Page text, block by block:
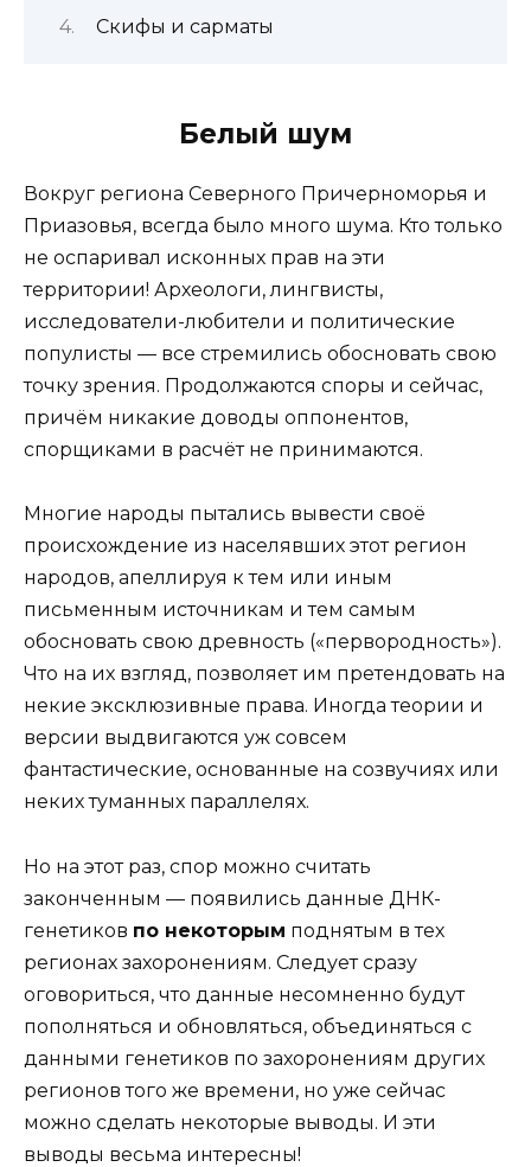
Скифы и сарматы
Белый шум
Вокруг региона Северного Причерноморья и
Приазовья, всегда было много шума. Кто только
не оспаривал исконных прав на эти
территории! Археологи, лингвисты,
исследователи-любители и политические
популисты — все стремились обосновать свою
точку зрения. Продолжаются споры и сейчас,
причём никакие доводы оппонентов,
спорщиками в расчёт не принимаются.
Многие народы пытались вывести своё
происхождение из населявших этот регион
народов, апеллируя к тем или иным
письменным источникам и тем самым
обосновать свою древность («первородность»).
Что на их взгляд, позволяет им претендовать на
некие эксклюзивные права. Иногда теории и
версии выдвигаются уж совсем
фантастические, основанные на созвучиях или
неких туманных параллелях.
Но на этот раз, спор можно считать
законченным — появились данные ДНК-
генетиков по некоторым поднятым в тех
регионах захоронениям. Следует сразу
оговориться, что данные несомненно будут
пополняться и обновляться, объединяться с
данными генетиков по захоронениям других
регионов того же времени, но уже сейчас
можно сделать некоторые выводы. И эти
выводы весьма интересны!